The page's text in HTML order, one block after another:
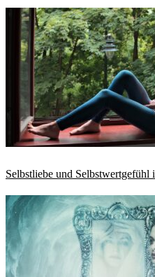
Selbstliebe und Selbstwertgefühl